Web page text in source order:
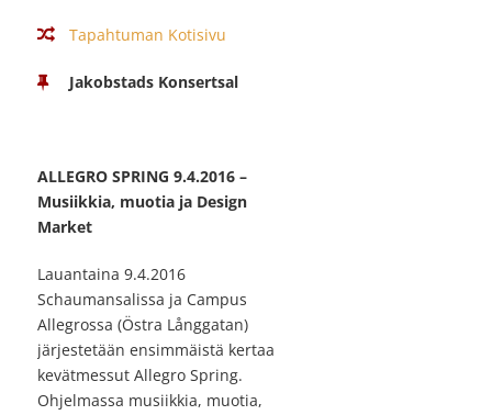
Tapahtuman Kotisivu
Jakobstads Konsertsal
ALLEGRO SPRING 9.4.2016 –
Musiikkia, muotia ja Design
Market
Lauantaina 9.4.2016
Schaumansalissa ja Campus
Allegrossa (Östra Långgatan)
järjestetään ensimmäistä kertaa
kevätmessut Allegro Spring.
Ohjelmassa musiikkia, muotia,